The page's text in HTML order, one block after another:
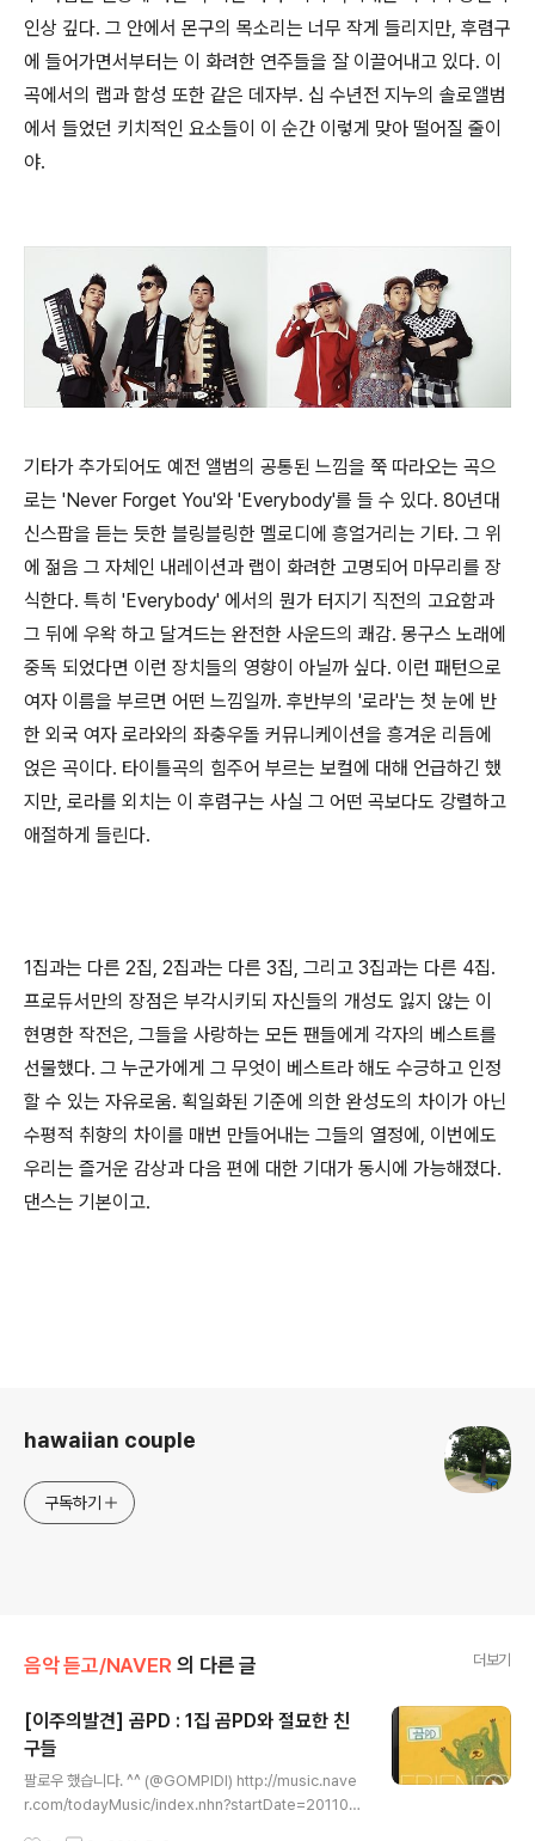
인상 깊다. 그 안에서 몬구의 목소리는 너무 작게 들리지만, 후렴구
에 들어가면서부터는 이 화려한 연주들을 잘 이끌어내고 있다. 이
곡에서의 랩과 함성 또한 같은 데자부. 십 수년전 지누의 솔로앨범
에서 들었던 키치적인 요소들이 이 순간 이렇게 맞아 떨어질 줄이
야.
기타가 추가되어도 예전 앨범의 공통된 느낌을 쭉 따라오는 곡으
로는 'Never Forget You'와 'Everybody'를 들 수 있다. 80년대
신스팝을 듣는 듯한 블링블링한 멜로디에 흥얼거리는 기타. 그 위
에 젊음 그 자체인 내레이션과 랩이 화려한 고명되어 마무리를 장
식한다. 특히 'Everybody' 에서의 뭔가 터지기 직전의 고요함과
그 뒤에 우왁 하고 달겨드는 완전한 사운드의 쾌감. 몽구스 노래에
중독 되었다면 이런 장치들의 영향이 아닐까 싶다. 이런 패턴으로
여자 이름을 부르면 어떤 느낌일까. 후반부의 '로라'는 첫 눈에 반
한 외국 여자 로라와의 좌충우돌 커뮤니케이션을 흥겨운 리듬에
얹은 곡이다. 타이틀곡의 힘주어 부르는 보컬에 대해 언급하긴 했
지만, 로라를 외치는 이 후렴구는 사실 그 어떤 곡보다도 강렬하고
애절하게 들린다.
1집과는 다른 2집, 2집과는 다른 3집, 그리고 3집과는 다른 4집.
프로듀서만의 장점은 부각시키되 자신들의 개성도 잃지 않는 이
현명한 작전은, 그들을 사랑하는 모든 팬들에게 각자의 베스트를
선물했다. 그 누군가에게 그 무엇이 베스트라 해도 수긍하고 인정
할 수 있는 자유로움. 획일화된 기준에 의한 완성도의 차이가 아닌
수평적 취향의 차이를 매번 만들어내는 그들의 열정에, 이번에도
우리는 즐거운 감상과 다음 편에 대한 기대가 동시에 가능해졌다.
댄스는 기본이고.
hawaiian couple
구독하기
음악 듣고/NAVER 의 다른 글 더보기
[이주의발견] 곰PD : 1집 곰PD와 절묘한 친
구들
팔로우 했습니다. ^^ (@GOMPIDI) http://music.nave
r.com/todayMusic/index.nhn?startDate=201103